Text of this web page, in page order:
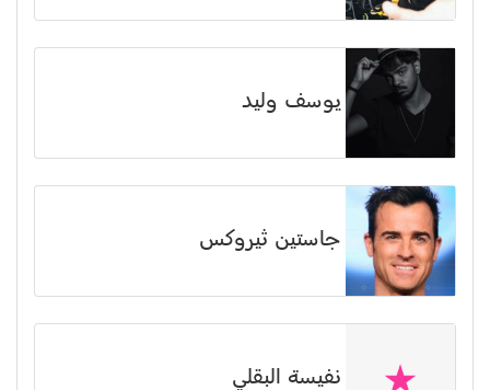
يوسف وليد
جاستين ثيروكس
نفيسة البقلي